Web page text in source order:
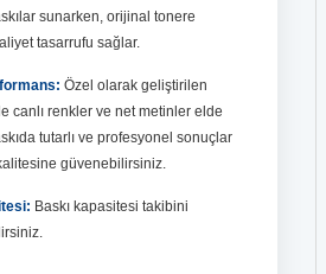
sunarken, orijinal tonere
tasarrufu sağlar.
Özel olarak geliştirilen
canlı renkler ve net metinler elde
tutarlı ve profesyonel sonuçlar
güvenebilirsiniz.
Baskı kapasitesi takibini